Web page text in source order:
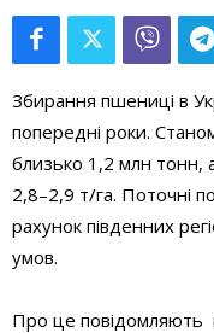
Збирання пшениці в
попередні роки.
близько 1,2 млн тонн,
2,8–2,9 т/га. Поточні
рахунок південних
умов.
Про це повідомляють